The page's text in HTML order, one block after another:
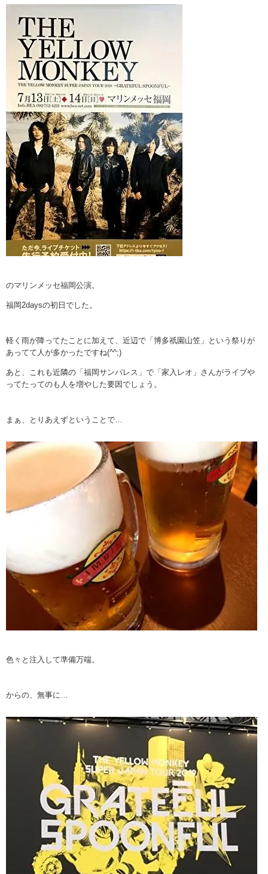
のマリンメッセ福岡公演。
福岡2daysの初日でした。
軽く雨が降ってたことに加えて、近辺で「博多祇園山笠」という祭りが
あってて人が多かったですね(^^;)
あと、これも近隣の「福岡サンパレス」で「家入レオ」さんがライブや
ってたってのも人を増やした要因でしょう。
まぁ、とりあえずということで…
色々と注入して準備万端。
からの、無事に…